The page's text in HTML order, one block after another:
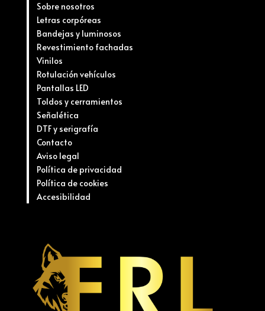
Sobre nosotros
Letras corpóreas
Bandejas y luminosos
Revestimiento fachadas
Vinilos
Rotulación vehículos
Pantallas LED
Toldos y cerramientos
Señalética
DTF y serigrafía
Contacto
Aviso legal
Política de privacidad
Política de cookies
Accesibilidad